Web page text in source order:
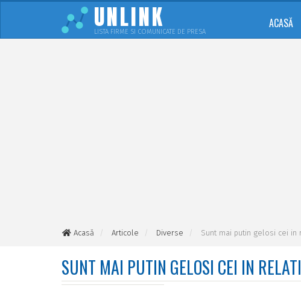
UNLINK
LISTA FIRME SI COMUNICATE DE PRESA
ACASĂ
Acasă Articole Diverse Sunt mai putin gelosi cei in
SUNT MAI PUTIN GELOSI CEI IN